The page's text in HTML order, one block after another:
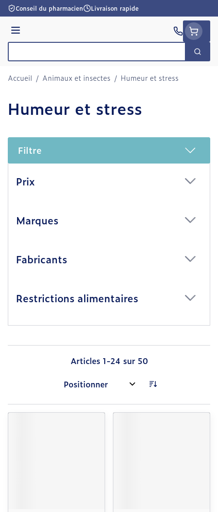
Aller au contenu
Conseil du pharmacien Livraison rapide
Menu
Accueil / Animaux et insectes / Humeur et stress
Humeur et stress
Filtre
Prix
Marques
Fabricants
Restrictions alimentaires
Articles 1-24 sur 50
Trier par: